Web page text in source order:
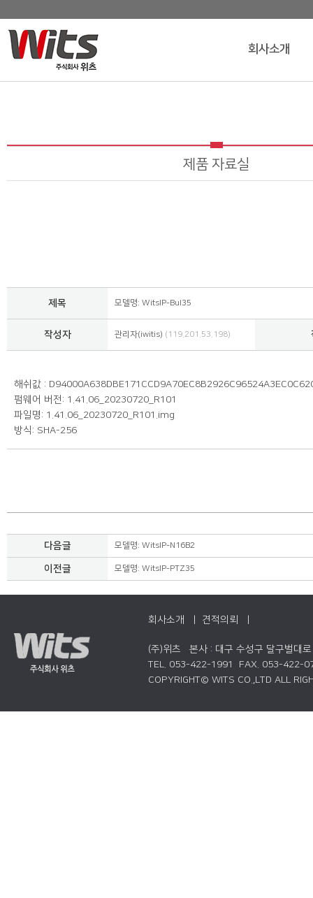
회사소개
제품 자료실
제목 모델명: WitsIP-Bul35
작성자 관리자(iwitis) (119.201.53.198)
해쉬값 :
펌웨어 버전: 1.41.06_20230720_R101
파일명: 1.41.06_20230720_R101.img
방식: SHA-256
다음글 모델명: WitsIP-N16B2
이전글 모델명: WitsIP-PTZ35
회사소개 | 견적의뢰 |
(주)위츠 본사 : 대구 수성구 달구벌대
TEL. 053-422-1991 FAX. 053-422-
COPYRIGHT© WITS CO.,LTD ALL